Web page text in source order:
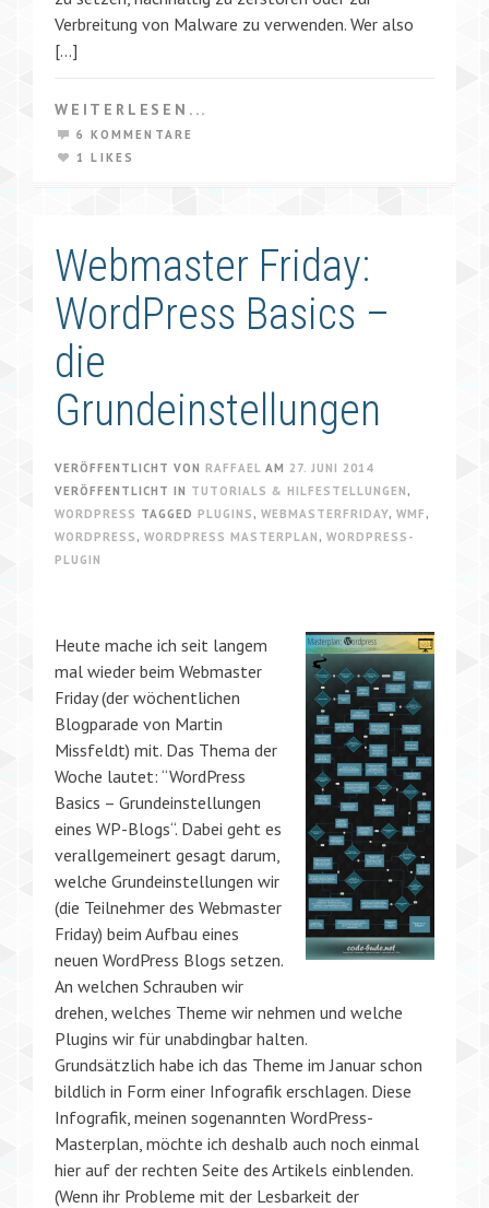
Verbreitung von Malware zu verwenden. Wer also
[…]
WEITERLESEN...
6 KOMMENTARE
1 LIKES
Webmaster Friday:
WordPress Basics –
die
Grundeinstellungen
VERÖFFENTLICHT VON RAFFAEL AM 27. JUNI 2014
VERÖFFENTLICHT IN TUTORIALS & HILFESTELLUNGEN ,
WORDPRESS TAGGED PLUGINS , WEBMASTERFRIDAY, WMF ,
WORDPRESS , WORDPRESS MASTERPLAN , WORDPRESS-
PLUGIN
Heute mache ich seit langem
mal wieder beim Webmaster
Friday (der wöchentlichen
Blogparade von Martin
Missfeldt) mit. Das Thema der
Woche lautet: “WordPress
Basics – Grundeinstellungen
eines WP-Blogs“. Dabei geht es
verallgemeinert gesagt darum,
welche Grundeinstellungen wir
(die Teilnehmer des Webmaster
Friday) beim Aufbau eines
neuen WordPress Blogs setzen.
An welchen Schrauben wir
drehen, welches Theme wir nehmen und welche
Plugins wir für unabdingbar halten.
Grundsätzlich habe ich das Theme im Januar schon
bildlich in Form einer Infografik erschlagen. Diese
Infografik, meinen sogenannten WordPress-
Masterplan, möchte ich deshalb auch noch einmal
hier auf der rechten Seite des Artikels einblenden.
(Wenn ihr Probleme mit der Lesbarkeit der